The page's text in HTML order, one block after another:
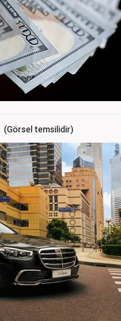
(Görsel temsilidir)